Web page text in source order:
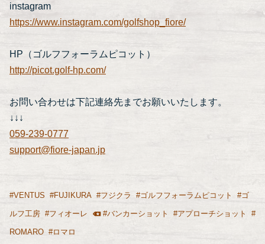
instagram
https://www.instagram.com/golfshop_fiore/
HP（ゴルフフォーラムピコット）
http://picot.golf-hp.com/
お問い合わせは下記連絡先までお願いいたします。
↓↓↓
059-239-0777
support@fiore-japan.jp
#VENTUS #FUJIKURA #フジクラ #ゴルフフォーラムピコット #ゴ
ルフ工房 #フィオーレ #バンカーショット #アプローチショット #
ROMARO #ロマロ